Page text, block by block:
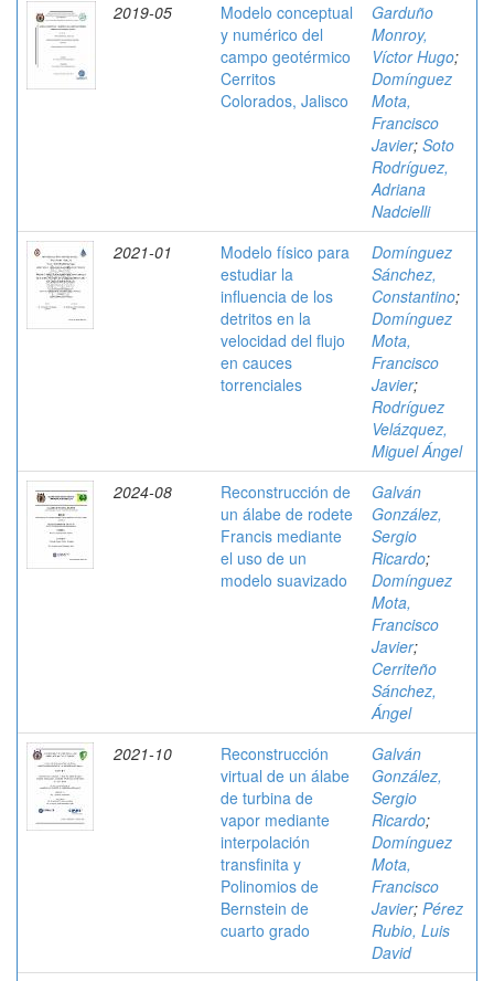
2019-05
Modelo conceptual
y numérico del
campo geotérmico
Cerritos
Colorados, Jalisco
Garduño
Monroy,
Víctor Hugo;
Domínguez
Mota,
Francisco
Javier; Soto
Rodríguez,
Adriana
Nadcielli
2021-01
Modelo físico para
estudiar la
influencia de los
detritos en la
velocidad del flujo
en cauces
torrenciales
Domínguez
Sánchez,
Constantino;
Domínguez
Mota,
Francisco
Javier;
Rodríguez
Velázquez,
Miguel Ángel
2024-08
Reconstrucción de
un álabe de rodete
Francis mediante
el uso de un
modelo suavizado
Galván
González,
Sergio
Ricardo;
Domínguez
Mota,
Francisco
Javier;
Cerriteño
Sánchez,
Ángel
2021-10
Reconstrucción
virtual de un álabe
de turbina de
vapor mediante
interpolación
transfinita y
Polinomios de
Bernstein de
cuarto grado
Galván
González,
Sergio
Ricardo;
Domínguez
Mota,
Francisco
Javier; Pérez
Rubio, Luis
David